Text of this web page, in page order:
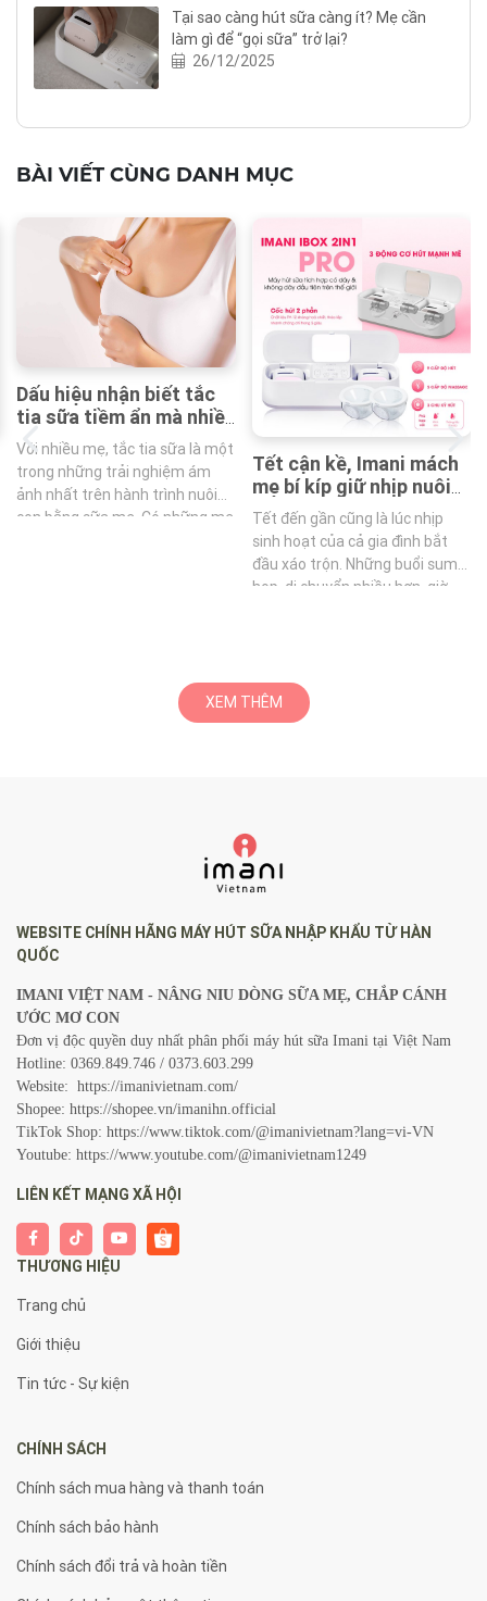
Tại sao càng hút sữa càng ít? Mẹ cần
làm gì để “gọi sữa” trở lại?
26/12/2025
BÀI VIẾT CÙNG DANH MỤC
Dấu hiệu nhận biết tắc
tia sữa tiềm ẩn mà nhiều
mẹ dễ bỏ qua
Với nhiều mẹ, tắc tia sữa là một
trong những trải nghiệm ám
ảnh nhất trên hành trình nuôi
con bằng sữa mẹ. Có những mẹ
biết tắc tia sữa tiềm ẩn để mẹ
có thể nhận biết và xử lý sớm.
Tết cận kề, Imani mách
mẹ bí kíp giữ nhịp nuôi
con bằng sữa mẹ với
Imani iBox 2in1 Pro
Tết đến gần cũng là lúc nhịp
sinh hoạt của cả gia đình bắt
đầu xáo trộn. Những buổi sum
họp, di chuyển nhiều hơn, giờ
sữa của mẹ. Imani mách mẹ bí
kíp giữ được nhịp nuôi con bằng
sữa mẹ ổn định giữa lịch trình
XEM THÊM
WEBSITE CHÍNH HÃNG MÁY HÚT SỮA NHẬP KHẨU TỪ HÀN
QUỐC
IMANI VIỆT NAM - NÂNG NIU DÒNG SỮA MẸ, CHẮP CÁNH
ƯỚC MƠ CON
Đơn vị độc quyền duy nhất phân phối máy hút sữa Imani tại Việt Nam
Hotline: 0369.849.746 / 0373.603.299
Website: https://imanivietnam.com/
Shopee: https://shopee.vn/imanihn.official
TikTok Shop: https://www.tiktok.com/@imanivietnam?lang=vi-VN
Youtube: https://www.youtube.com/@imanivietnam1249
LIÊN KẾT MẠNG XÃ HỘI
THƯƠNG HIỆU
Trang chủ
Giới thiệu
Tin tức - Sự kiện
CHÍNH SÁCH
Chính sách mua hàng và thanh toán
Chính sách bảo hành
Chính sách đổi trả và hoàn tiền